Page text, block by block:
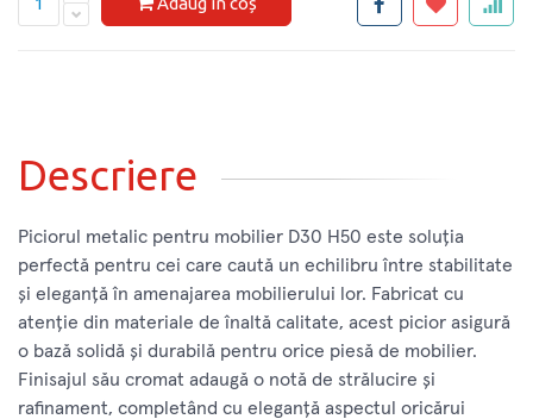
Descriere
Piciorul metalic pentru mobilier D30 H50 este soluția
perfectă pentru cei care caută un echilibru între stabilitate
și eleganță în amenajarea mobilierului lor. Fabricat cu
atenție din materiale de înaltă calitate, acest picior asigură
o bază solidă și durabilă pentru orice piesă de mobilier.
Finisajul său cromat adaugă o notă de strălucire și
rafinament, completând cu eleganță aspectul oricărui